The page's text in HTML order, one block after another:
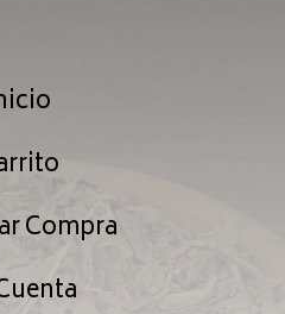
$239.99
Compra